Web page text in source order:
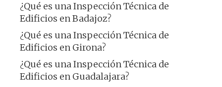
¿Qué es una Inspección Técnica de
Edificios en Badajoz?
¿Qué es una Inspección Técnica de
Edificios en Girona?
¿Qué es una Inspección Técnica de
Edificios en Guadalajara?